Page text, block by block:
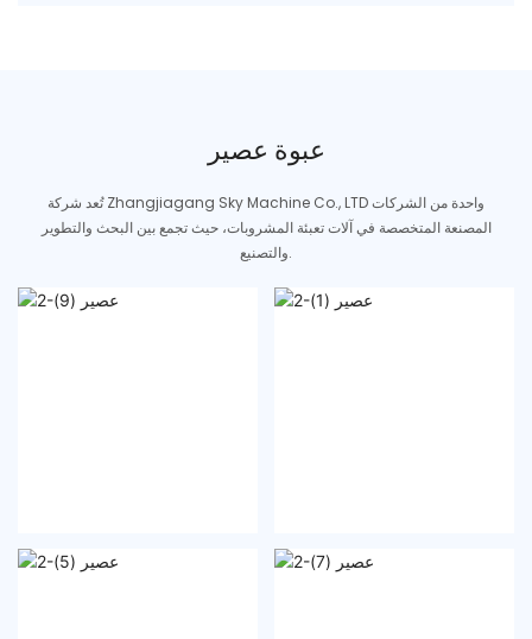
عبوة عصير
تُعد شركة Zhangjiagang Sky Machine Co., LTD واحدة من الشركات
المصنعة المتخصصة في آلات تعبئة المشروبات، حيث تجمع بين البحث والتطوير
والتصنيع.